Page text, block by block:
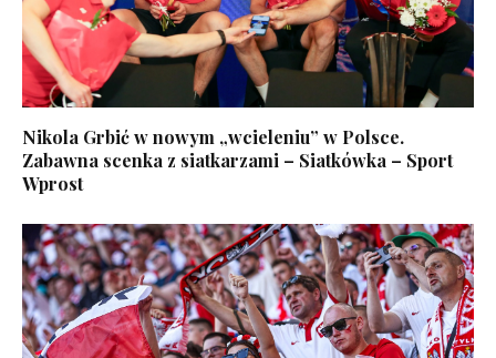
Nikola Grbić w nowym „wcieleniu” w Polsce.
Zabawna scenka z siatkarzami – Siatkówka – Sport
Wprost